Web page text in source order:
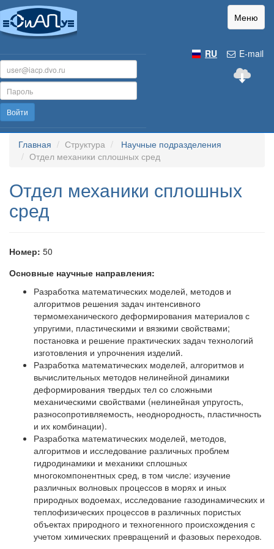
Меню
E-mail
RU
Войти
Главная Структура
Научные подразделения
Отдел механики сплошных сред
Отдел механики сплошных
сред
Номер: 50
Основные научные направления:
Разработка математических моделей, методов и
алгоритмов решения задач интенсивного
термомеханического деформирования материалов с
упругими, пластическими и вязкими свойствами;
постановка и решение практических задач технологий
изготовления и упрочнения изделий.
Разработка математических моделей, алгоритмов и
вычислительных методов нелинейной динамики
деформирования твердых тел со сложными
механическими свойствами (нелинейная упругость,
разносопротивляемость, неоднородность, пластичность
и их комбинации).
Разработка математических моделей, методов,
алгоритмов и исследование различных проблем
гидродинамики и механики сплошных
многокомпонентных сред, в том числе: изучение
различных волновых процессов в морях и иных
природных водоемах, исследование газодинамических и
теплофизических процессов в различных пористых
объектах природного и техногенного происхождения с
учетом химических превращений и фазовых переходов.